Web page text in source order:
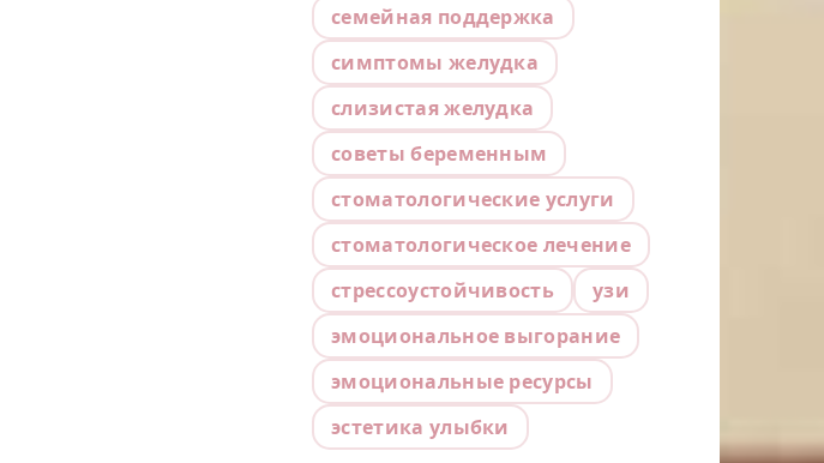
семейная поддержка
симптомы желудка
слизистая желудка
советы беременным
стоматологические услуги
стоматологическое лечение
стрессоустойчивость
узи
эмоциональное выгорание
эмоциональные ресурсы
эстетика улыбки